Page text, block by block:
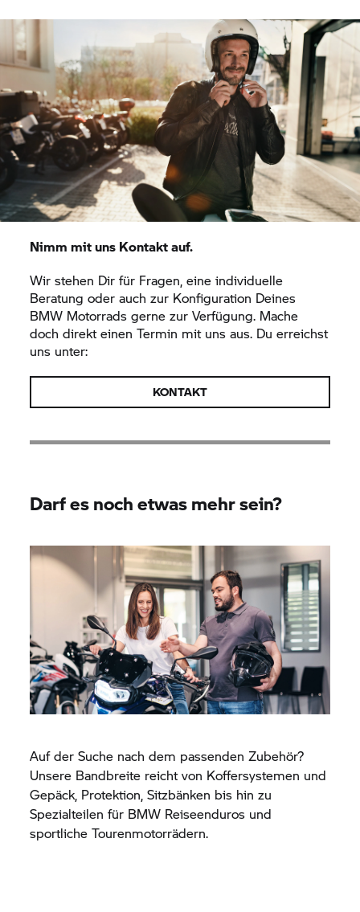
Nimm mit uns Kontakt auf.
Wir stehen Dir für Fragen, eine individuelle
Beratung oder auch zur Konfiguration Deines
BMW Motorrads gerne zur Verfügung. Mache
doch direkt einen Termin mit uns aus. Du erreichst
uns unter:
KONTAKT
Darf es noch etwas mehr sein?
Auf der Suche nach dem passenden Zubehör?
Unsere Bandbreite reicht von Koffersystemen und
Gepäck, Protektion, Sitzbänken bis hin zu
Spezialteilen für BMW Reiseenduros und
sportliche Tourenmotorrädern.